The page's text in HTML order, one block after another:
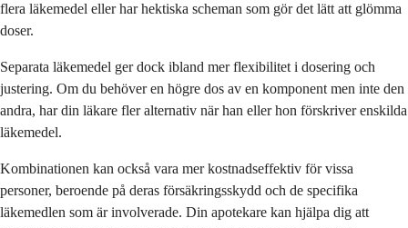
flera läkemedel eller har hektiska scheman som gör det lätt att glömma
doser.
Separata läkemedel ger dock ibland mer flexibilitet i dosering och
justering. Om du behöver en högre dos av en komponent men inte den
andra, har din läkare fler alternativ när han eller hon förskriver enskilda
läkemedel.
Kombinationen kan också vara mer kostnadseffektiv för vissa
personer, beroende på deras försäkringsskydd och de specifika
läkemedlen som är involverade. Din apotekare kan hjälpa dig att